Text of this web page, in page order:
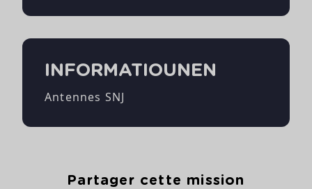
INFORMATIOUNEN
Antennes SNJ
Partager cette mission